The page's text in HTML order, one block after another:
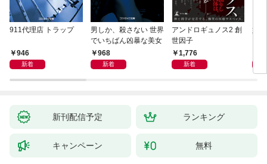
911代理店 トラップ
946
新着
男しか、殺さない 世界
でいちばん凶暴な美女
968
新着
アンドロギュノス2 創
世因子
1,776
新着
姐
新刊配信予定 ランキング
キャンペーン 無料